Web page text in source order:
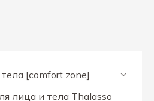
[comfort zone]
лица и тела Thalasso